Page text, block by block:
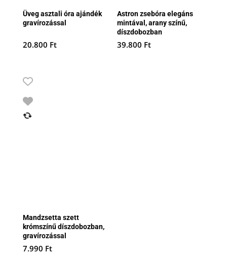
Üveg asztali óra ajándék
gravírozással
20.800 Ft
Astron zsebóra elegáns
mintával, arany színű,
díszdobozban
39.800 Ft
Mandzsetta szett
krómszínű díszdobozban,
gravírozással
7.990 Ft